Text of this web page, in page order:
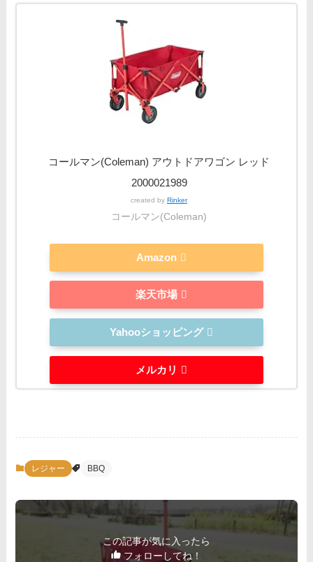
コールマン(Coleman) アウトドアワゴン レッド
2000021989
created by Rinker
コールマン(Coleman)
Amazon
楽天市場
Yahooショッピング
メルカリ
レジャー BBQ
この記事が気に入ったら
フォローしてね！